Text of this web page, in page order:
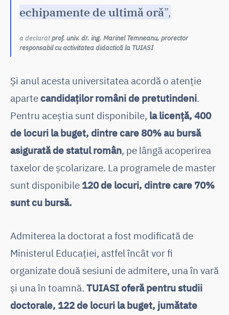
echipamente de ultimă oră”,
a declaratprof. univ. dr. ing. Marinel Temneanu, prorector
responsabil cu activitatea didactică la TUIASI
Și anul acesta universitatea acordă o atenție
apartecandidaților români de pretutindeni.
Pentru aceștia sunt disponibile, la licență, 400
de locuri la buget, dintre care 80% au bursă
asigurată de statul român, pe lângă acoperirea
taxelor de școlarizare. La programele de master
sunt disponibile 120 de locuri, dintre care 70%
sunt cu bursă.
Admiterea la doctorat a fost modificată de
Ministerul Educației, astfel încât vor fi
organizate două sesiuni de admitere, una în vară
și una în toamnă. TUIASI oferă pentru studii
doctorale, 122 de locuri la buget, jumătate